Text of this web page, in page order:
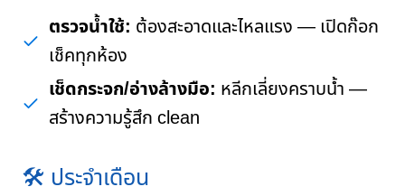
ตรวจน้ำใช้: ต้องสะอาดและไหลแรง — เปิดก๊อก
เช็คทุกห้อง
เช็ดกระจก/อ่างล้างมือ: หลีกเลี่ยงคราบน้ำ —
สร้างความรู้สึก clean
🛠️ ประจำเดือน